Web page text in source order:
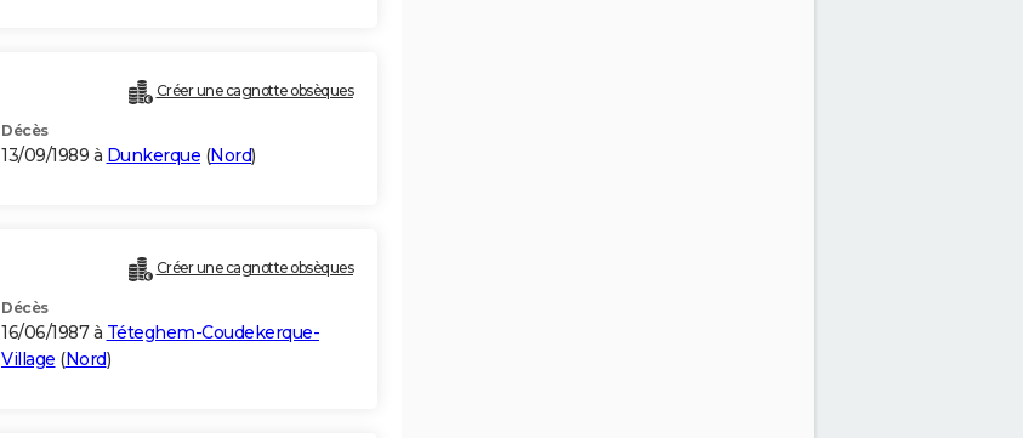
Créer une cagnotte obsèques
Décès
13/09/1989 à Dunkerque (Nord)
Créer une cagnotte obsèques
Décès
16/06/1987 à Téteghem-Coudekerque-
Village (Nord)